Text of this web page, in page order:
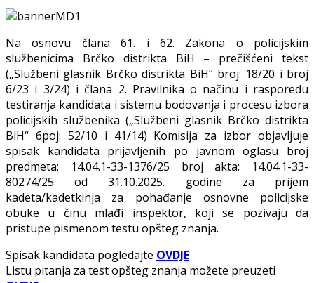
Na osnovu člana 61. i 62. Zakona o policijskim
službenicima Brčko distrikta BiH – prečišćeni tekst
(„Službeni glasnik Brčko distrikta BiH“ broj: 18/20 i broj
6/23 i 3/24) i člana 2. Pravilnika o načinu i rasporedu
testiranja kandidata i sistemu bodovanja i procesu izbora
policijskih službenika („Službeni glasnik Brčko distrikta
BiH“ број: 52/10 i 41/14) Komisija za izbor objavljuje
spisak kandidata prijavljenih po javnom oglasu broj
predmeta: 14.04.1-33-1376/25 broj akta: 14.04.1-33-
80274/25 od 31.10.2025. godine za prijem
kadeta/kadetkinja za pohađanje osnovne policijske
obuke u činu mlađi inspektor, koji se pozivaju da
pristupe pismenom testu opšteg znanja.
Spisak kandidata pogledajte OVDJE
Listu pitanja za test opšteg znanja možete preuzeti